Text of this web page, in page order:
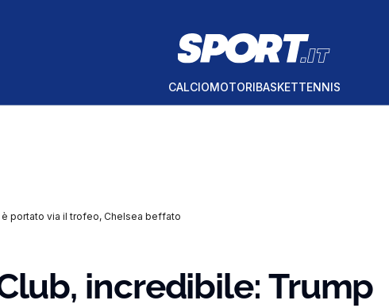
CALCIOMOTORIBASKETTENNIS
portato via il trofeo, Chelsea beffato
incredibile: Trump